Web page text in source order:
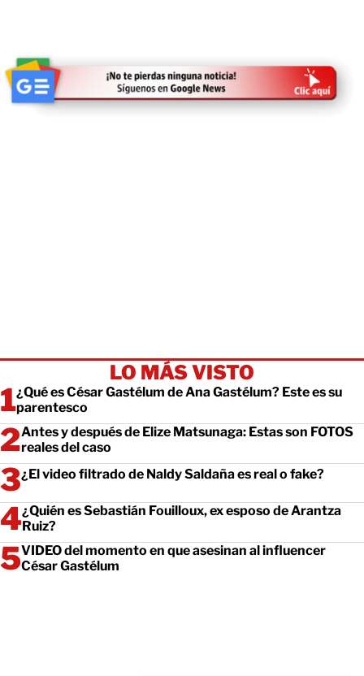
LO MÁS VISTO
¿Qué es César Gastélum de Ana Gastélum? Este es su
parentesco
Antes y después de Elize Matsunaga: Estas son FOTOS
reales del caso
¿El video filtrado de Naldy Saldaña es real o fake?
¿Quién es Sebastián Fouilloux, ex esposo de Arantza
Ruiz?
VIDEO del momento en que asesinan al influencer
César Gastélum